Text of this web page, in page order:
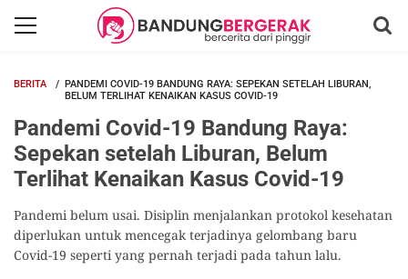
BERITA
PANDEMI COVID-19 BANDUNG RAYA: SEPEKAN SETELAH LIBURAN,
BELUM TERLIHAT KENAIKAN KASUS COVID-19
Pandemi Covid-19 Bandung Raya:
Sepekan setelah Liburan, Belum
Terlihat Kenaikan Kasus Covid-19
Pandemi belum usai. Disiplin menjalankan protokol kesehatan
diperlukan untuk mencegak terjadinya gelombang baru
Covid-19 seperti yang pernah terjadi pada tahun lalu.